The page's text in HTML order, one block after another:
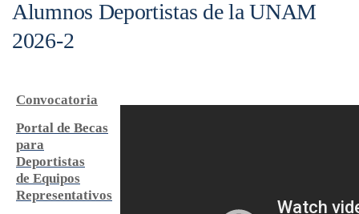
Alumnos Deportistas de la UNAM
2026-2
Convocatoria
Portal de Becas
para
Deportistas
de Equipos
Representativos